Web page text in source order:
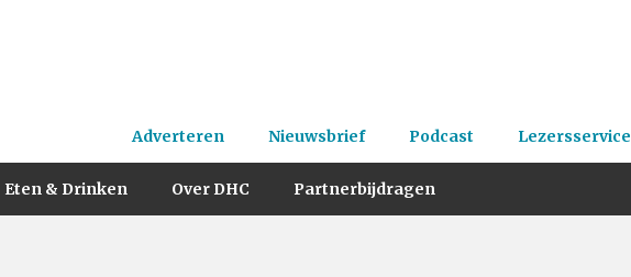
Adverteren Nieuwsbrief Podcast Lezersservice
Eten & Drinken Over DHC Partnerbijdragen